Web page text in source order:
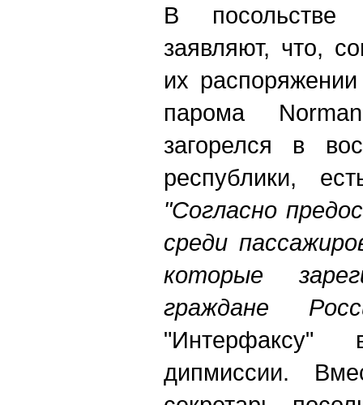
В
заявляют, что,
их
парома
загорелся в
республики,
"Согласно
среди
которые
граждане
дипмиссии.